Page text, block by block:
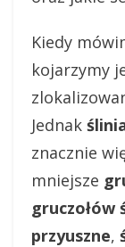
Kiedy
kojarzymy
Jednak
znacznie
mniejsze
gruczołów
przyuszne,